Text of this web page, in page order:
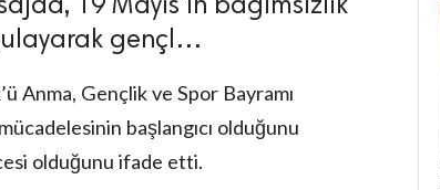
19 Mayıs’ın bağımsızlık
gençl…
Anma, Gençlik ve Spor Bayramı
mücadelesinin başlangıcı olduğunu
olduğunu ifade etti.